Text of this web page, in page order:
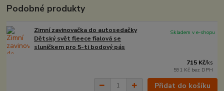
Podobné produkty
Zimní zavinovačka do autosedačky
Dětský svět fleece fialová se
sluníčkem pro 5-ti bodový pás
715 Kč/ks
591 Kč bez DPH
Skladem v e-shopu
Přidat do košíku